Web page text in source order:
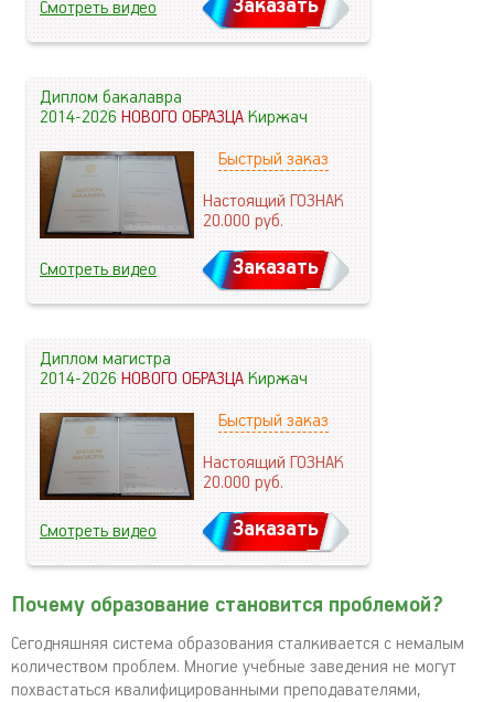
Смотреть видео Заказать
Диплом бакалавра
2014-2026НОВОГО ОБРАЗЦАКиржач
Быстрый заказ
Настоящий ГОЗНАК
20.000руб.
Смотреть видео Заказать
Диплом магистра
2014-2026НОВОГО ОБРАЗЦАКиржач
Быстрый заказ
Настоящий ГОЗНАК
20.000руб.
Смотреть видео Заказать
Почему образование становится проблемой?
Сегодняшняя система образования сталкивается с немалым
количеством проблем. Многие учебные заведения не могут
похвастаться квалифицированными преподавателями,